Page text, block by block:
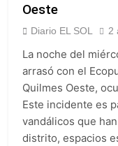
Oeste
Diario EL SOL 2
La noche del
arrasó con el
Quilmes Oeste,
Este incidente es
vandálicos que
distrito, espacios